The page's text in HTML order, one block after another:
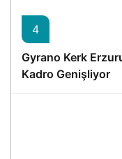
4
Gyrano Kerk
Kadro Genişliyor